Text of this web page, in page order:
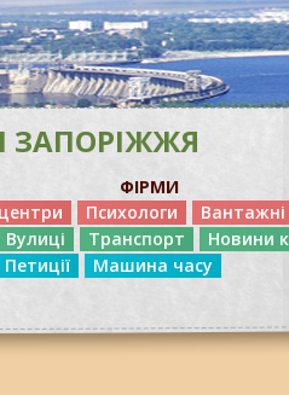
ЗАПОРІЖЖЯ
ФІРМИ
Психологи Вантажні
Вулиці Транспорт Новини
Петиції Машина часу